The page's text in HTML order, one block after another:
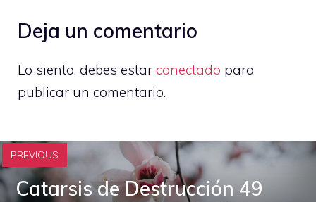
Deja un comentario
Lo siento, debes estar conectado para
publicar un comentario.
PREVIOUS
Catarsis de Destrucción 49